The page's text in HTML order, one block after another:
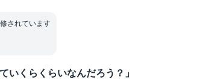
されています
いくらくらいなんだろう？」